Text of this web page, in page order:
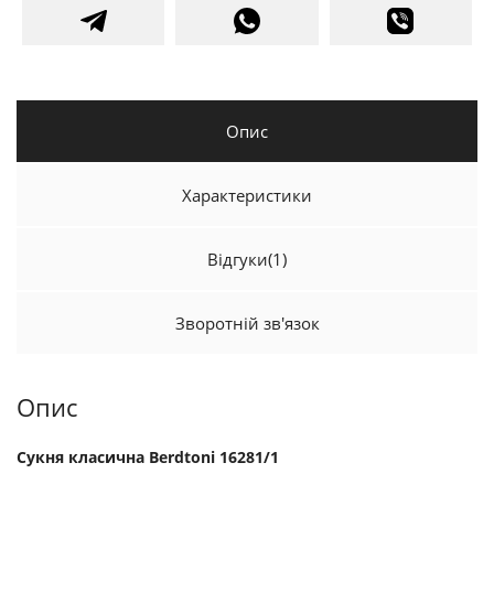
Опис
Характеристики
Відгуки(1)
Зворотній зв'язок
Опис
Сукня класична Berdtoni 16281/1